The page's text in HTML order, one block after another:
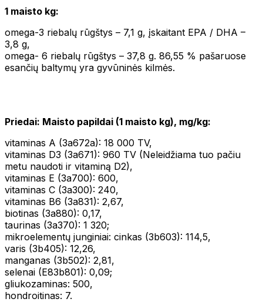
1 maisto kg:
omega-3 riebalų rūgštys – 7,1 g, įskaitant EPA / DHA –
3,8 g,
omega- 6 riebalų rūgštys – 37,8 g. 86,55 % pašaruose
esančių baltymų yra gyvūninės kilmės.
Priedai: Maisto papildai (1 maisto kg), mg/kg:
vitaminas A (3a672a): 18 000 TV,
vitaminas D3 (3a671): 960 TV (Neleidžiama tuo pačiu
metu naudoti ir vitaminą D2),
vitaminas E (3a700): 600,
vitaminas C (3a300): 240,
vitaminas B6 (3a831): 2,67,
biotinas (3a880): 0,17,
taurinas (3a370): 1 320;
mikroelementų junginiai: cinkas (3b603): 114,5,
varis (3b405): 12,26,
manganas (3b502): 2,81,
selenai (E83b801): 0,09;
gliukozaminas: 500,
hondroitinas: 7.